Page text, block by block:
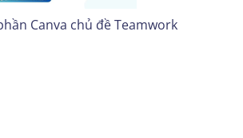
Canva chủ đề Teamwork